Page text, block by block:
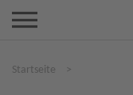
Startseite >